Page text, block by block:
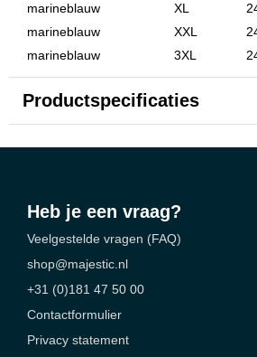
marineblauw
XL
marineblauw
XXL
marineblauw
3XL
Productspecificaties
Heb je een vraag?
Veelgestelde vragen (FAQ)
shop@majestic.nl
+31 (0)181 47 50 00
Contactformulier
Privacy statement